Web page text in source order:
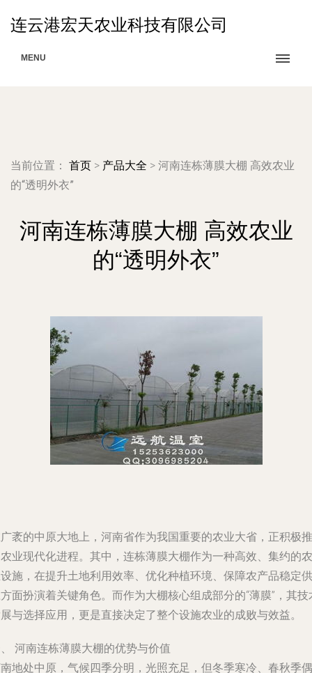
连云港宏天农业科技有限公司
MENU
当前位置： 首页 > 产品大全 > 河南连栋薄膜大棚 高效农业
的“透明外衣”
河南连栋薄膜大棚 高效农业
的“透明外衣”
袤的中原大地上，河南省作为我国重要的农业大省，正积极推
业现代化进程。其中，连栋薄膜大棚作为一种高效、集约的农
施，在提升土地利用效率、优化种植环境、保障农产品稳定供
面扮演着关键角色。而作为大棚核心组成部分的“薄膜”，其技
与选择应用，更是直接决定了整个设施农业的成败与效益。
河南连栋薄膜大棚的优势与价值
地处中原，气候四季分明，光照充足，但冬季寒冷、春秋季偶